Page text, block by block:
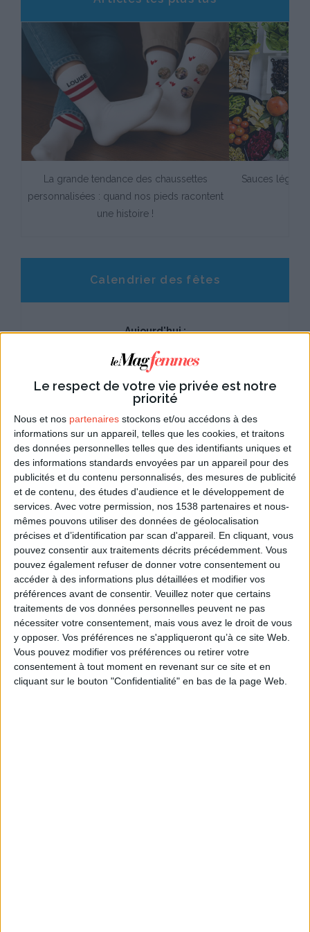
Le respect de votre vie privée est notre
priorité
Nous et nos partenaires stockons et/ou accédons à des
informations sur un appareil, telles que les cookies, et traitons
des données personnelles telles que des identifiants uniques et
des informations standards envoyées par un appareil pour des
publicités et du contenu personnalisés, des mesures de publicité
et de contenu, des études d'audience et le développement de
services. Avec votre permission, nos 1538 partenaires et nous-
mêmes pouvons utiliser des données de géolocalisation
précises et d’identification par scan d'appareil. En cliquant, vous
pouvez consentir aux traitements décrits précédemment. Vous
pouvez également refuser de donner votre consentement ou
accéder à des informations plus détaillées et modifier vos
préférences avant de consentir. Veuillez noter que certains
traitements de vos données personnelles peuvent ne pas
nécessiter votre consentement, mais vous avez le droit de vous
y opposer. Vos préférences ne s'appliqueront qu’à ce site Web.
Vous pouvez modifier vos préférences ou retirer votre
consentement à tout moment en revenant sur ce site et en
cliquant sur le bouton "Confidentialité" en bas de la page Web.
La grande tendance des chaussettes
personnalisées : quand nos pieds racontent
une histoire !
Sauces
Calendrier des fêtes
Aujourd'hui :
Du 01/08 au 31/08/2026
Prénoms du mois d'août
Du 01/08 au 31/08/2026
Jardiner en août
01/08/2026
Fête nationale suisse
du 01/08 au 07/08/2026
Semaine de l'allaitement maternel
08/08/2026
Journée internationale des chats
09/08/2026
Saint Amour
12/08/2026
Journée internationale de la jeunesse
15/08/2026
Assomption
23/08/2026
Sainte Rose
25/08/2026